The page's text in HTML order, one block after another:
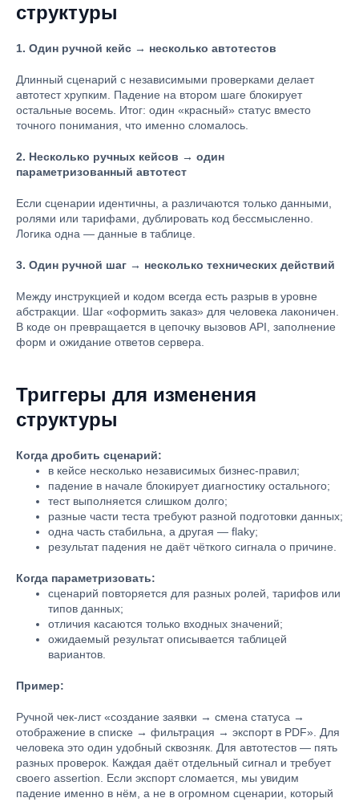
структуры
1. Один ручной кейс → несколько автотестов
Длинный сценарий с независимыми проверками делает
автотест хрупким. Падение на втором шаге блокирует
остальные восемь. Итог: один «красный» статус вместо
точного понимания, что именно сломалось.
2. Несколько ручных кейсов → один
параметризованный автотест
Если сценарии идентичны, а различаются только данными,
ролями или тарифами, дублировать код бессмысленно.
Логика одна — данные в таблице.
3. Один ручной шаг → несколько технических действий
Между инструкцией и кодом всегда есть разрыв в уровне
абстракции. Шаг «оформить заказ» для человека лаконичен.
В коде он превращается в цепочку вызовов API, заполнение
форм и ожидание ответов сервера.
Триггеры для изменения
структуры
Когда дробить сценарий:
в кейсе несколько независимых бизнес-правил;
падение в начале блокирует диагностику остального;
тест выполняется слишком долго;
разные части теста требуют разной подготовки данных;
одна часть стабильна, а другая — flaky;
результат падения не даёт чёткого сигнала о причине.
Когда параметризовать:
сценарий повторяется для разных ролей, тарифов или
типов данных;
отличия касаются только входных значений;
ожидаемый результат описывается таблицей
вариантов.
Пример:
Ручной чек-лист «создание заявки → смена статуса →
отображение в списке → фильтрация → экспорт в PDF». Для
человека это один удобный сквозняк. Для автотестов — пять
разных проверок. Каждая даёт отдельный сигнал и требует
своего assertion. Если экспорт сломается, мы увидим
падение именно в нём, а не в огромном сценарии, который